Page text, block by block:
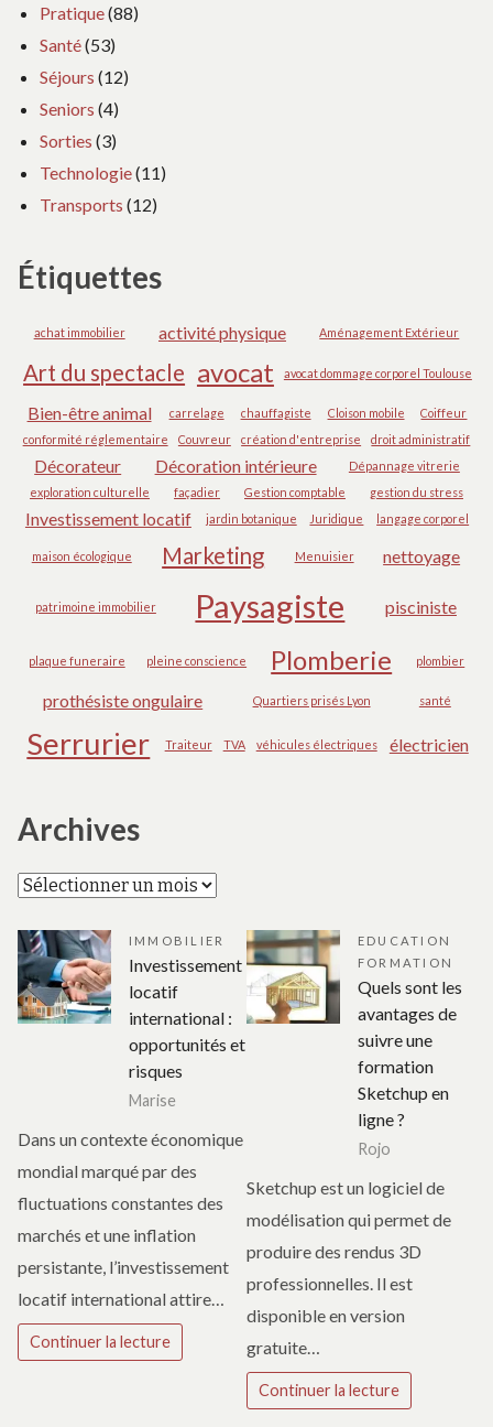
Pratique(88)
Santé(53)
Séjours (12)
Seniors (4)
Sorties (3)
Technologie(11)
Transports (12)
Étiquettes
achat immobilier activité physique Aménagement Extérieur
Art du spectacle avocat avocat dommage corporel Toulouse
Bien-être animal carrelage chauffagiste Cloison mobile
Coiffeur
conformité réglementaire
Couvreur création d'entreprise droit administratif
Décorateur Décoration intérieure
Dépannage vitrerie
exploration culturelle
façadier Gestion comptable gestion du stress
Investissement locatif jardin botanique Juridique langage corporel
maison écologique Marketing Menuisier nettoyage
patrimoine immobilier Paysagiste pisciniste
plaque funeraire pleine conscience Plomberie plombier
prothésiste ongulaire Quartiers prisés Lyon santé
Serrurier Traiteur TVA véhicules électriques électricien
Archives
Archives
IMMOBILIER
Investissement
locatif
international :
opportunités et
risques
Marise
Dans un contexte économique
mondial marqué par des
fluctuations constantes des
marchés et une inflation
persistante, l’investissement
locatif international attire…
Continuer la lecture
EDUCATION
FORMATION
Quels sont les
avantages de
suivre une
formation
Sketchup en
ligne ?
Rojo
Sketchup est un logiciel de
modélisation qui permet de
produire des rendus 3D
professionnelles. Il est
disponible en version
gratuite…
Continuer la lecture